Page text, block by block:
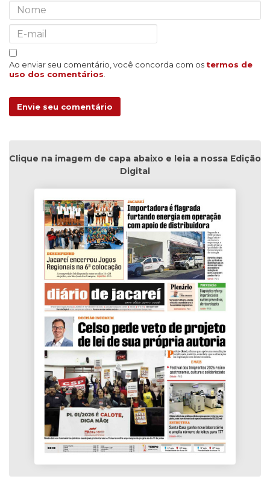
Ao enviar seu comentário, você concorda com os termos de
uso dos comentários
Envie seu comentário
Clique na imagem de capa abaixo e leia a nossa Edição
Digital